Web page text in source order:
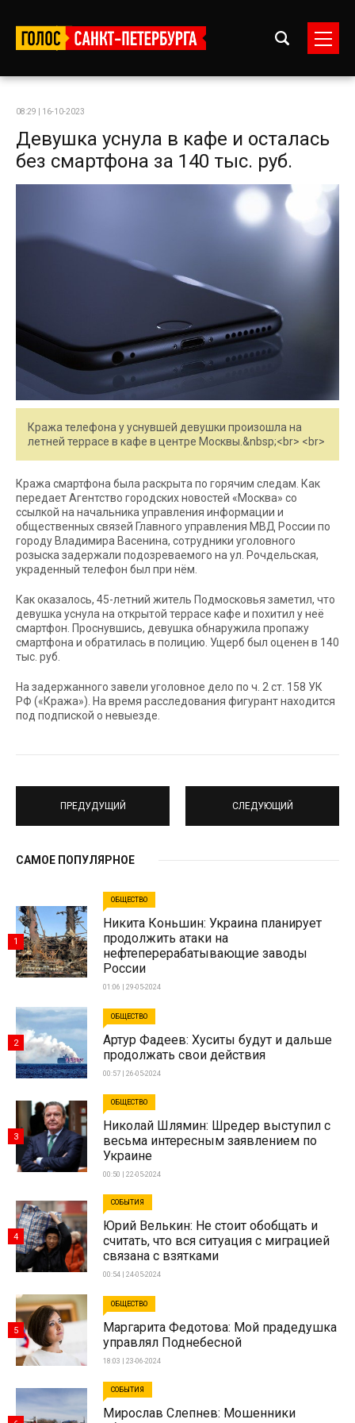
08:29 | 16-10-2023
Девушка уснула в кафе и осталась
без смартфона за 140 тыс. руб.
Кража телефона у уснувшей девушки произошла на
летней террасе в кафе в центре Москвы.&nbsp;<br> <br>
Кража смартфона была раскрыта по горячим следам. Как
передает Агентство городских новостей «Москва» со
ссылкой на начальника управления информации и
общественных связей Главного управления МВД России по
городу Владимира Васенина, сотрудники уголовного
розыска задержали подозреваемого на ул. Рочдельская,
украденный телефон был при нём.
Как оказалось, 45-летний житель Подмосковья заметил, что
девушка уснула на открытой террасе кафе и похитил у неё
смартфон. Проснувшись, девушка обнаружила пропажу
смартфона и обратилась в полицию. Ущерб был оценен в 140
тыс. руб.
На задержанного завели уголовное дело по ч. 2 ст. 158 УК
РФ («Кража»). На время расследования фигурант находится
под подпиской о невыезде.
ПРЕДУДУЩИЙ СЛЕДУЮЩИЙ
САМОЕ ПОПУЛЯРНОЕ
ОБЩЕСТВО
Никита Коньшин: Украина планирует
продолжить атаки на
нефтеперерабатывающие заводы
России
01:06 | 29-05-2024
1
ОБЩЕСТВО
Артур Фадеев: Хуситы будут и дальше
продолжать свои действия
00:57 | 26-05-2024
2
ОБЩЕСТВО
Николай Шлямин: Шредер выступил с
весьма интересным заявлением по
Украине
00:50 | 22-05-2024
3
СОБЫТИЯ
Юрий Велькин: Не стоит обобщать и
считать, что вся ситуация с миграцией
связана с взятками
00:54 | 24-05-2024
4
ОБЩЕСТВО
Маргарита Федотова: Мой прадедушка
управлял Поднебесной
18:03 | 23-06-2024
5
СОБЫТИЯ
Мирослав Слепнев: Мошенники